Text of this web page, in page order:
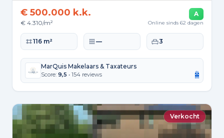
€ 500.000 k.k.
€ 4.310/m²
A
Online sinds 62 dagen
Woonoppervlakte
116 m² Perceeloppervlakte
— Slaapkamers
3
MarQuis Makelaars & Taxateurs
Score: 9,5 • 154 reviews
Verkocht